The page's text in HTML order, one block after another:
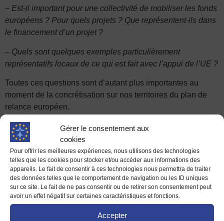
Gérer le consentement aux
cookies
Pour offrir les meilleures expériences, nous utilisons des technologies
telles que les cookies pour stocker et/ou accéder aux informations des
appareils. Le fait de consentir à ces technologies nous permettra de traiter
des données telles que le comportement de navigation ou les ID uniques
sur ce site. Le fait de ne pas consentir ou de retirer son consentement peut
avoir un effet négatif sur certaines caractéristiques et fonctions.
Accepter
– Est-il important pour une collectivité de mobiliser les fonds
européens ? Pour quels projets ? Que représentent-ils dans
le financement d’un projet ?
– Quels sont quelques exemples particulièrement
représentatifs locaux de ce qui est fait avec l’appui de l’UE ?
Toutes ces questions sont d’autant plus importantes au
moment de la concrétisation sur nos territoires du plan de
relance européen.
Centre culturel de Vitré – 2, rue de Strasbourg – 35500
Le lundi 21 mars 2022 à 20h15